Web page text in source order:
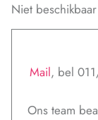
Niet beschikbaar
Mail, bel
Ons team